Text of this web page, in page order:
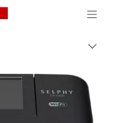
Canon Logo, back to
Lülita